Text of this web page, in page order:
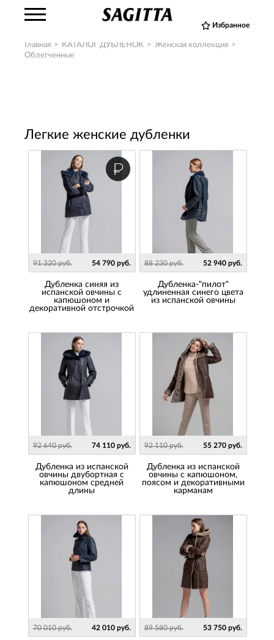
Избранное
Главная > КАТАЛОГ ДУБЛЕНОК > Женская коллекция >
Облегченные
Легкие женские дубленки
91 320 руб. 54 790 руб.
Дубленка синяя из
испанской овчины с
капюшоном и
декоративной отстрочкой
88 230 руб. 52 940 руб.
Дубленка-"пилот"
удлиненная синего цвета
из испанской овчины
92 640 руб. 74 110 руб.
Дубленка из испанской
овчины двубортная с
капюшоном средней
длины
92 110 руб. 55 270 руб.
Дубленка из испанской
овчины с капюшоном,
поясом и декоративными
карманам
70 010 руб. 42 010 руб. 89 580 руб. 53 750 руб.